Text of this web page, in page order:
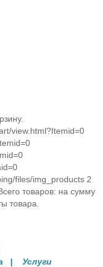
view.html?Itemid=0
files/img_products 2
товаров: на сумму
товара.
| Услуги